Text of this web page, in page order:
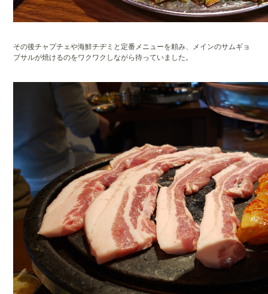
その後チャプチェや海鮮チヂミと定番メニューを頼み、メインのサムギョ
プサルが焼けるのをワクワクしながら待っていました。